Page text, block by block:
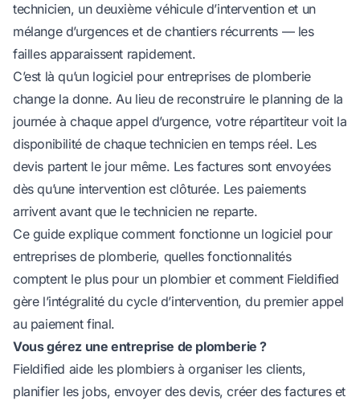
technicien, un deuxième véhicule d’intervention et un
mélange d’urgences et de chantiers récurrents — les
failles apparaissent rapidement.
C’est là qu’un logiciel pour entreprises de plomberie
change la donne. Au lieu de reconstruire le planning de la
journée à chaque appel d’urgence, votre répartiteur voit la
disponibilité de chaque technicien en temps réel. Les
devis partent le jour même. Les factures sont envoyées
dès qu’une intervention est clôturée. Les paiements
arrivent avant que le technicien ne reparte.
Ce guide explique comment fonctionne un logiciel pour
entreprises de plomberie, quelles fonctionnalités
comptent le plus pour un plombier et comment Fieldified
gère l’intégralité du cycle d’intervention, du premier appel
au paiement final.
Vous gérez une entreprise de plomberie ?
Fieldified aide les plombiers à organiser les clients,
planifier les jobs, envoyer des devis, créer des factures et